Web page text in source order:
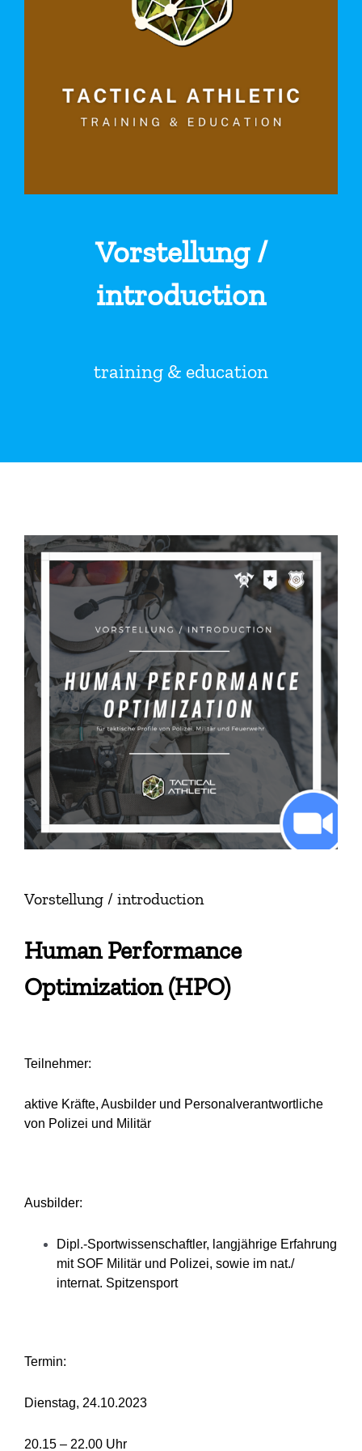
Vorstellung /
introduction
training & education
Vorstellung / introduction
Human Performance
Optimization (HPO)
Teilnehmer:
aktive Kräfte, Ausbilder und Personalverantwortliche
von Polizei und Militär
Ausbilder:
Dipl.-Sportwissenschaftler, langjährige Erfahrung
mit SOF Militär und Polizei, sowie im nat./
internat. Spitzensport
Termin:
Dienstag, 24.10.2023
20.15 – 22.00 Uhr